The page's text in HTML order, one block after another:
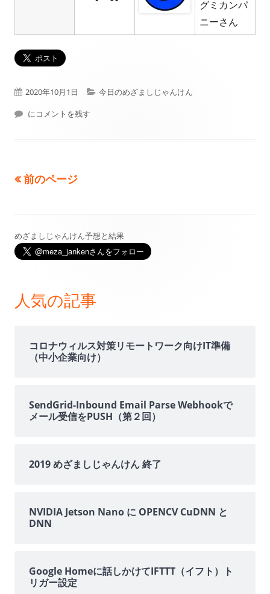
グミカンパ
ニーさん
公
開
2020年10月1日
カ
今日のめざましじゃんけん
本日（2020年10月01日）フジテレビ： めざましじゃんけん 結果
にコメントを残す
投
の
ペ
ジ
前のページ
メ
ン
めざましじゃんけん予想と結果
人気の記事
コロナウィルス対策リモートワーク向けIT準備
（中小企業向け）
SendGrid-Inbound Email Parse Webhookで
メール受信をPUSH（第２回）
2019 めざましじゃんけん 終了
NVIDIA Jetson Nano に OPENCV CuDNN と
DNN
Google Homeに話しかけてIFTTT（イフト）ト
リガー設定